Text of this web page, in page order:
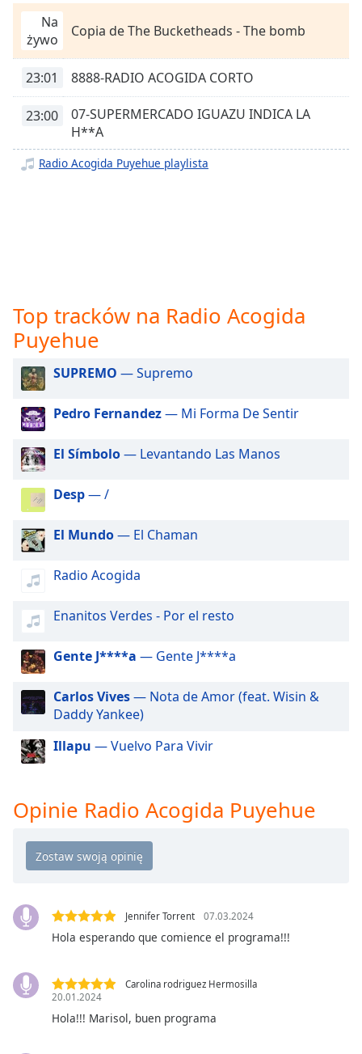
Descriptions
descriptions
off,
selected
Subtitles
subtitles
settings,
Audio
Track
Picture-
in-
Picture
Fullscreen
This
window.
Beginning
dialog
window.
and
close
window.
Text
Opacity
Caption
Na
żywo
Copia de The Bucketheads - The bomb
23:01 8888-RADIO ACOGIDA CORTO
23:00
07-SUPERMERCADO IGUAZU INDICA LA
H**A
Radio Acogida Puyehue playlista
Top tracków na Radio Acogida
Puyehue
SUPREMO — Supremo
Pedro Fernandez— Mi Forma De Sentir
El Símbolo— Levantando Las Manos
Desp— /
El Mundo— El Chaman
Radio Acogida
Enanitos Verdes - Por el resto
Gente J****a — Gente J****a
Carlos Vives— Nota de Amor (feat. Wisin &
Daddy Yankee)
Illapu — Vuelvo Para Vivir
Opinie Radio Acogida Puyehue
Jennifer Torrent 07.03.2024
Hola esperando que comience el programa!!!
Carolina rodriguez Hermosilla
20.01.2024
Hola!!! Marisol, buen programa